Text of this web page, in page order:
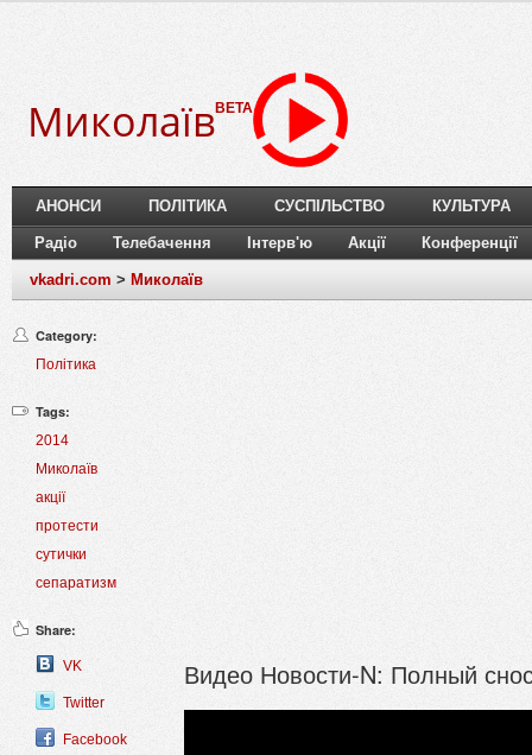
МиколаївBETA
АНОНСИ ПОЛІТИКА СУСПІЛЬСТВО КУЛЬТУРА
Радіо Телебачення Інтерв'ю Акції Конференції
vkadri.com > Миколаїв
Category:
Політика
Tags:
2014
Миколаїв
акції
протести
сутички
сепаратизм
Share:
VK
Twitter
Facebook
Видео Новости-N: Полный